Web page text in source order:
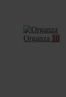
Organza 10